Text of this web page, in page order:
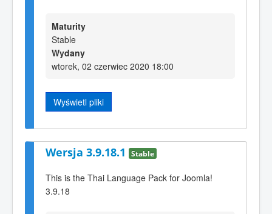
Maturity
Stable
Wydany
wtorek, 02 czerwiec 2020 18:00
Wyświetl pliki
Wersja 3.9.18.1 Stable
This is the Thai Language Pack for Joomla!
3.9.18